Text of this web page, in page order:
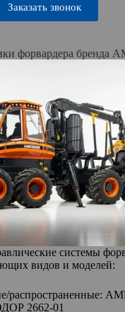
Заказать звонок
форвардера
системы
видов и моделей:
распространенные:
2662-01